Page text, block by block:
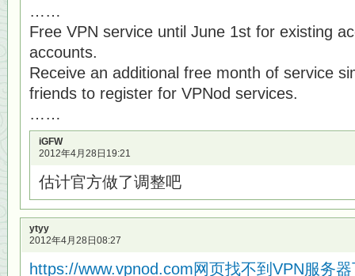
……
Free VPN service until June 1st for existing
accounts.
Receive an additional free month of service
friends to register for VPNod services.
……
iGFW
2012年4月28日19:21
估计官方做了调整吧
ytyy
2012年4月28日08:27
https://www.vpnod.com网页找不到VPN服务